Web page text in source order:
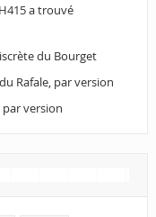
a trouvé
du Bourget
Rafale, par version
par version